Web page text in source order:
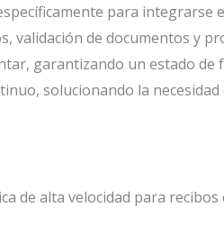
para integrarse
de documentos y
garantizando un estado de
solucionando la
de alta velocidad para